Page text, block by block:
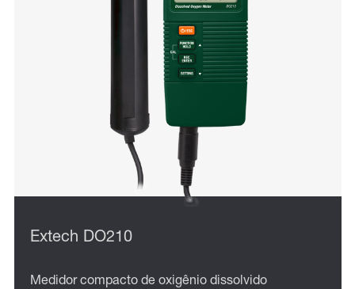
Extech DO210
Medidor compacto de oxigênio dissolvido